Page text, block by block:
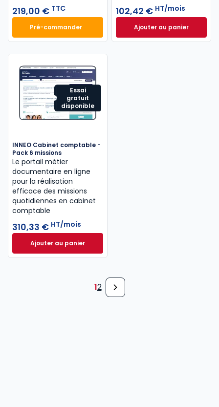
219,00 € TTC
Pré-commanderMémento IFRS 2027 à 219,00 € TTC
102,42 € HT/mois
Ajouter au panier
INNEO Cabinet
Essai
gratuit
disponible
INNEO Cabinet comptable -
Pack 6 missions
Le portail métier
documentaire en ligne
pour la réalisation
efficace des missions
quotidiennes en cabinet
comptable
310,33 € HT/mois
Ajouter au panierINNEO Cabinet comptable - Pack 6 missions à
12